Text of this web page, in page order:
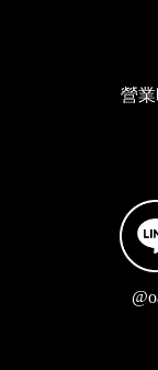
營業